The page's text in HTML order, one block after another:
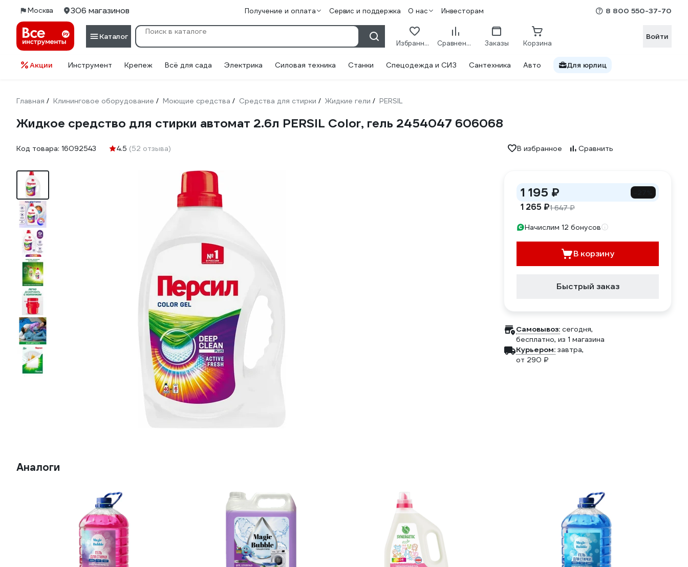
Москва 306 магазинов Получение и оплата Сервис и поддержка О нас Инвесторам 8 800 550-37-70
Каталог
Избранное Сравнение Заказы Корзина
Войти
Акции Инструмент Крепеж Всё для сада Электрика Силовая техника Станки Спецодежда и СИЗ Сантехника Авто Для юрлиц
Главная / Клининговое оборудование / Моющие средства / Средства для стирки / Жидкие гели / PERSIL
Жидкое средство для стирки автомат 2.6л PERSIL Color, гель 2454047 606068
Код товара: 16092543 4.5 (52 отзыва) В избранное Сравнить
1 195 ₽
1 265 ₽1 647 ₽
Начислим 12 бонусов
В корзину
Быстрый заказ
Самовывоз: сегодня,
бесплатно, из 1 магазина
Курьером: завтра,
от 290 ₽
Аналоги